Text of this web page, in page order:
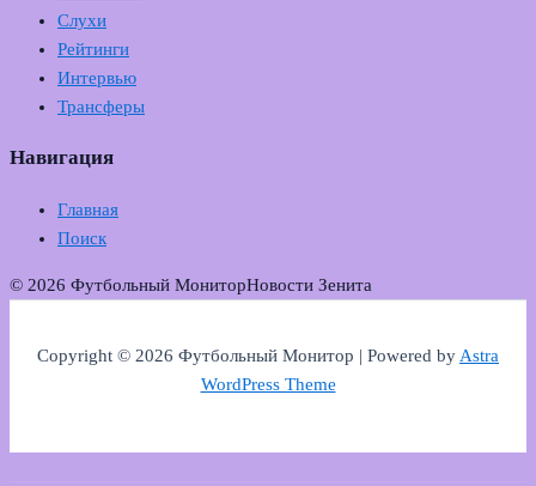
Слухи
Рейтинги
Интервью
Трансферы
Навигация
Главная
Поиск
© 2026 Футбольный МониторНовости Зенита
Copyright © 2026 Футбольный Монитор | Powered byAstra
WordPress Theme